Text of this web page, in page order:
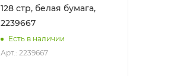
128 стр, белая бумага,
2239667
Есть в наличии
Арт.: 2239667